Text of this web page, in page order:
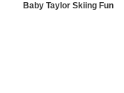
Baby Taylor Skiing Fun